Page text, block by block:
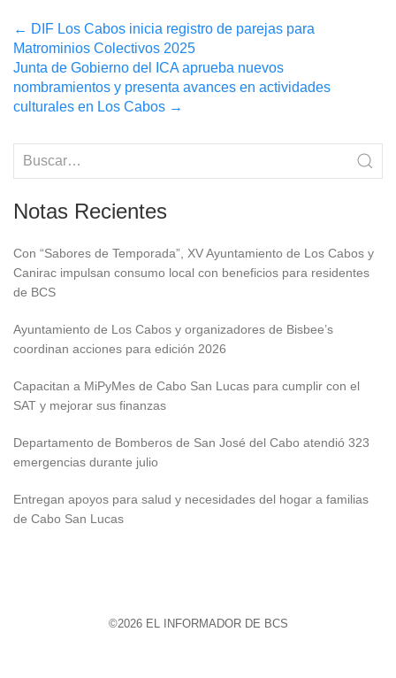
Post
navigation
← DIF Los Cabos inicia registro de parejas para
Matrominios Colectivos 2025
Junta de Gobierno del ICA aprueba nuevos
nombramientos y presenta avances en actividades
culturales en Los Cabos →
Notas Recientes
Con “Sabores de Temporada”, XV Ayuntamiento de Los Cabos y
Canirac impulsan consumo local con beneficios para residentes
de BCS
Ayuntamiento de Los Cabos y organizadores de Bisbee’s
coordinan acciones para edición 2026
Capacitan a MiPyMes de Cabo San Lucas para cumplir con el
SAT y mejorar sus finanzas
Departamento de Bomberos de San José del Cabo atendió 323
emergencias durante julio
Entregan apoyos para salud y necesidades del hogar a familias
de Cabo San Lucas
©2026 EL INFORMADOR DE BCS